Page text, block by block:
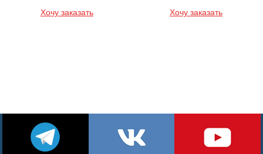
Хочу заказать Хочу заказать